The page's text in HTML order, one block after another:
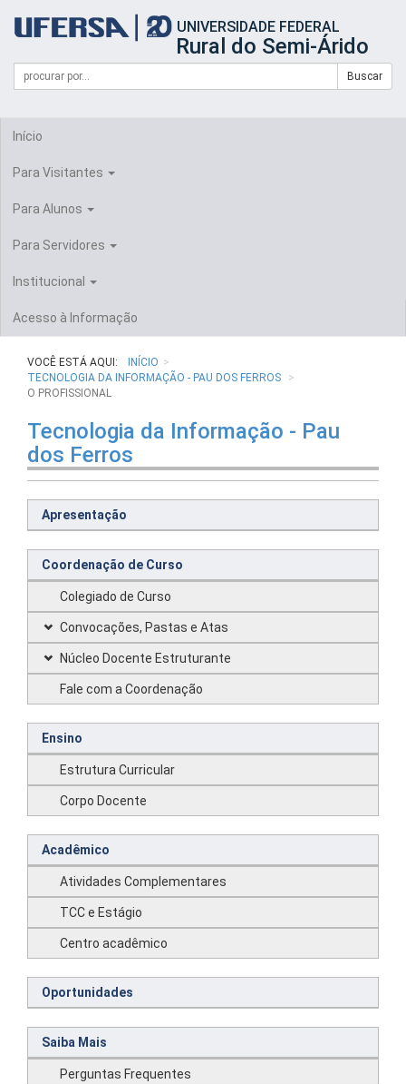
portal
UFERSA
UNIVERSIDADE FEDERAL
Rural do Semi-Árido
Formulário
Busca
Campo
de
Buscar
Início
Para Visitantes
Para Alunos
Para Servidores
Institucional
Acesso à Informação
VOCÊ ESTÁ AQUI:
INÍCIO
TECNOLOGIA DA INFORMAÇÃO - PAU DOS FERROS
O PROFISSIONAL
Tecnologia da Informação - Pau
dos Ferros
Apresentação
Coordenação de Curso
Colegiado de Curso
Convocações, Pastas e Atas
Núcleo Docente Estruturante
Fale com a Coordenação
Ensino
Estrutura Curricular
Corpo Docente
Acadêmico
Atividades Complementares
TCC e Estágio
Centro acadêmico
Oportunidades
Saiba Mais
Perguntas Frequentes